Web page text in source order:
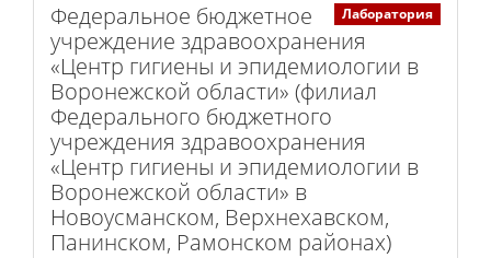
Лаборатория
Федеральное бюджетное
учреждение здравоохранения
«Центр гигиены и эпидемиологии в
Воронежской области» (филиал
Федерального бюджетного
учреждения здравоохранения
«Центр гигиены и эпидемиологии в
Воронежской области» в
Новоусманском, Верхнехавском,
Панинском, Рамонском районах)